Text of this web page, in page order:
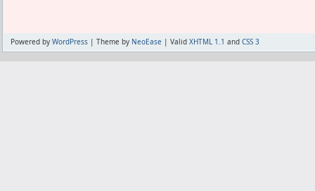
Powered by WordPress | Theme by NeoEase | Valid XHTML 1.1 and CSS 3